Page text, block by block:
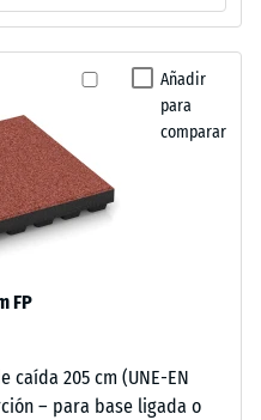
Añadir
para
comparar
FP
caída 205 cm (UNE-EN
– para base ligada o